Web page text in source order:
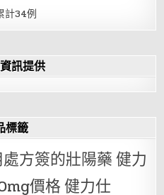
計34例
訊提供
標籤
方簽的壯陽藥健力
價格健力仕